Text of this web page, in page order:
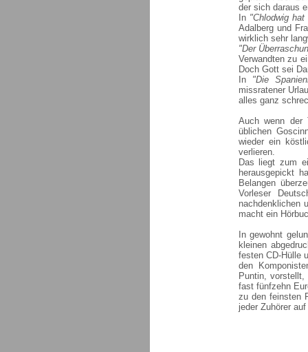
der sich daraus
In "Chlodwig hat
Adalberg und
wirklich sehr
"Der
Verwandten zu
Doch Gott sei
In "Die
missratener
alles ganz
Auch wenn
üblichen
wieder ein
verlieren.
Das liegt zum
herausgepickt
Belangen
Vorleser
nachdenklichen
macht ein
In gewohnt
kleinen
festen CD-Hülle
den
Puntin,
fast fünfzehn
zu den feinsten
jeder Zuhörer